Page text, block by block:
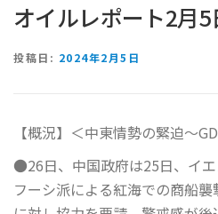
ナレッ
CO2削減シミュ
相談す
オイルレポート2月5
投稿日: 2024年2月5日
【概況】＜中東情勢の緊迫～
●26日、中国政府は25日、イ
フーシ派による紅海での商船